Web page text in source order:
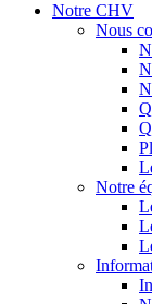
Notre CHV
Nous
Notre